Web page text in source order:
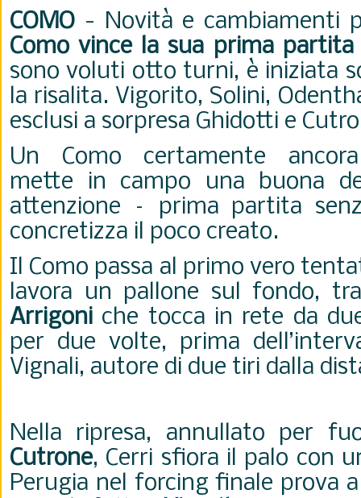
COMO - Novità e cambiamenti
Como vince la sua prima
sono voluti otto turni, è iniziata
la risalita. Vigorito, Solini,
esclusi a sorpresa Ghidotti e
Un Como certamente
mette in campo una buona
attenzione – prima partita
concretizza il poco creato.
Il Como passa al primo vero
lavora un pallone sul fondo,
Arrigoni che tocca in rete da
per due volte, prima
Vignali, autore di due tiri dalla
Nella ripresa, annullato per
Cutrone, Cerri sfiora il palo con
Perugia nel forcing finale prova